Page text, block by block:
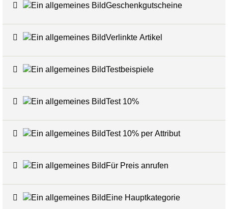
Geschenkgutscheine
Verlinkte Artikel
Testbeispiele
Test 10%
Test 10% per Attribut
Für Preis anrufen
Eine Hauptkategorie